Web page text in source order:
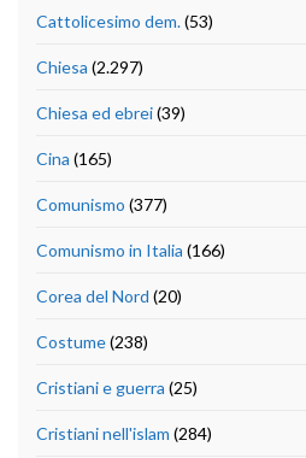
Cattolicesimo dem.(53)
Chiesa (2.297)
Chiesa ed ebrei(39)
Cina (165)
Comunismo (377)
Comunismo in Italia (166)
Corea del Nord (20)
Costume(238)
Cristiani e guerra (25)
Cristiani nell'islam (284)